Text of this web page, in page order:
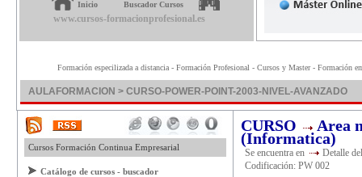
Inicio Buscador Cursos
www.cursos-formacionprofesional.es
Formación especilizada a distancia - Formación Profesional - Cursos y Master - Formación
AULAFORMACION > CURSO-POWER-POINT-2003-NIVEL-AVANZADO
Cursos Formación Continua Empresarial
Catálogo de cursos - buscador
CURSO Area
(Informatica)
Se encuentra en
Detalle
Codificación: PW 002